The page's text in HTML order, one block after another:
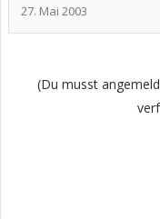
27. Mai 2003
(Du musst